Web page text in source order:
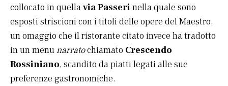
collocato in quellavia Passeri nella quale sono
esposti striscioni con i titoli delle opere del Maestro,
un omaggio che il ristorante citato invece ha tradotto
in un menunarratochiamato Crescendo
Rossiniano, scandito da piatti legati alle sue
preferenze gastronomiche.